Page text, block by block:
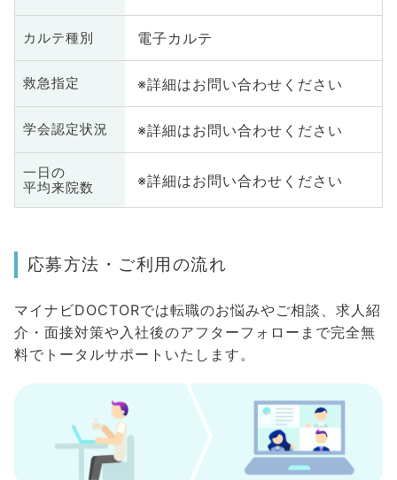
カルテ種別 電子カルテ
救急指定 ※詳細はお問い合わせください
学会認定状況 ※詳細はお問い合わせください
一日の
平均来院数
※詳細はお問い合わせください
応募方法・ご利用の流れ
マイナビDOCTORでは転職のお悩みやご相談、求人紹
介・面接対策や入社後のアフターフォローまで完全無
料でトータルサポートいたします。